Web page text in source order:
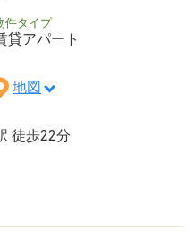
件タイプ
貸アパート
地図
徒歩22分